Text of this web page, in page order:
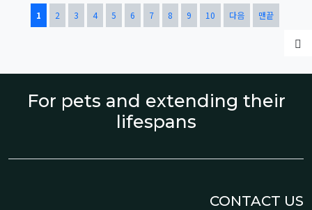
열린
1 페이지
2
페이지3페이지4
페이지5페이지6
페이지7
페이지8
페이지9
페이지10
페이지 다음 맨끝
For pets and extending their
lifespans
CONTACT US